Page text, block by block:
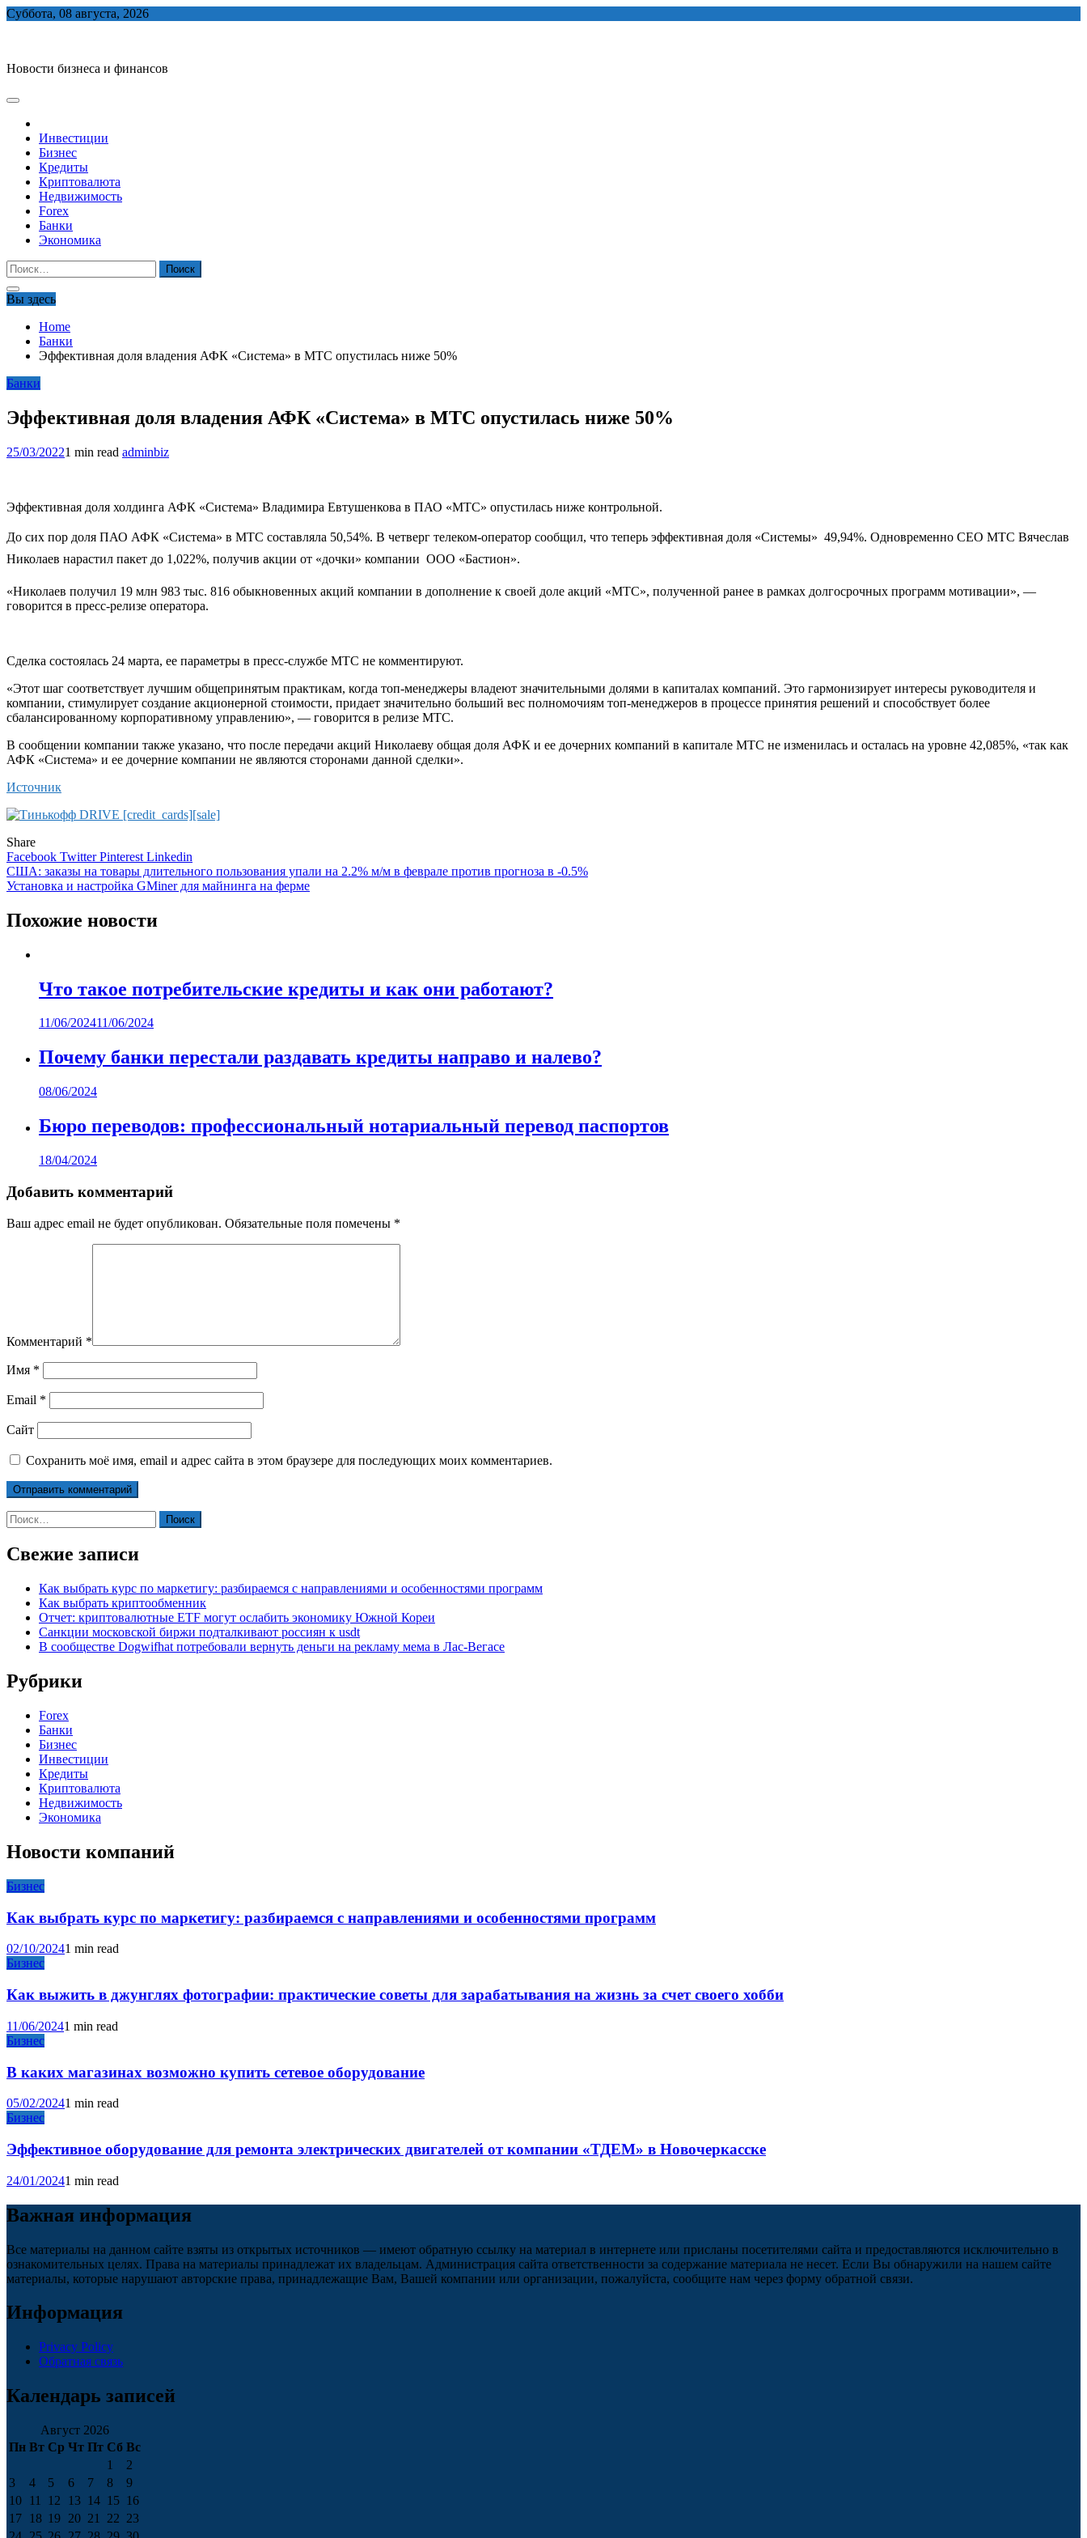
Skip
Суббота, 08 августа, 2026
Новости бизнеса и финансов
Инвестиции
Бизнес
Кредиты
Криптовалюта
Недвижимость
Forex
Банки
Экономика
Найти:
Вы здесь
Home
Банки
Эффективная доля владения АФК «Система» в МТС опустилась ниже 50%
Банки
Эффективная доля владения АФК «Система» в МТС опустилась ниже 50%
25/03/20221 min read adminbiz
Эффективная доля холдинга АФК «Система» Владимира Евтушенкова в ПАО «МТС» опустилась ниже контрольной.
До сих пор доля ПАО АФК «Система» в МТС составляла 50,54%. В четверг телеком-оператор сообщил, что теперь эффективная доля «Системы»  49,94%. Одновременно CEO МТС Вячеслав
Николаев нарастил пакет до 1,022%, получив акции от «дочки» компании  ООО «Бастион».
«Николаев получил 19 млн 983 тыс. 816 обыкновенных акций компании в дополнение к своей доле акций «МТС», полученной ранее в рамках долгосрочных программ мотивации», —
говорится в пресс-релизе оператора.
Сделка состоялась 24 марта, ее параметры в пресс-службе МТС не комментируют.
«Этот шаг соответствует лучшим общепринятым практикам, когда топ-менеджеры владеют значительными долями в капиталах компаний. Это гармонизирует интересы руководителя и
компании, стимулирует создание акционерной стоимости, придает значительно больший вес полномочиям топ-менеджеров в процессе принятия решений и способствует более
сбалансированному корпоративному управлению», — говорится в релизе МТС.
В сообщении компании также указано, что после передачи акций Николаеву общая доля АФК и ее дочерних компаний в капитале МТС не изменилась и осталась на уровне 42,085%, «так как
АФК «Система» и ее дочерние компании не являются сторонами данной сделки».
Источник
Share
Facebook TwitterPinterest Linkedin
Навигация
по
записям
США: заказы на товары длительного пользования упали на 2.2% м/м в феврале против прогноза в -0.5%
Установка и настройка GMiner для майнинга на ферме
Похожие новости
Что такое потребительские кредиты и как они работают?
11/06/202411/06/2024
Почему банки перестали раздавать кредиты направо и налево?
08/06/2024
Бюро переводов: профессиональный нотариальный перевод паспортов
18/04/2024
Добавить комментарий
Ваш адрес email не будет опубликован. Обязательные поля помечены *
Комментарий *
Имя *
Email *
Сайт
Сохранить моё имя, email и адрес сайта в этом браузере для последующих моих комментариев.
Найти:
Свежие записи
Как выбрать курс по маркетигу: разбираемся с направлениями и особенностями программ
Как выбрать криптообменник
Отчет: криптовалютные ETF могут ослабить экономику Южной Кореи
Санкции московской биржи подталкивают россиян к usdt
В сообществе Dogwifhat потребовали вернуть деньги на рекламу мема в Лас-Вегасе
Рубрики
Forex
Банки
Бизнес
Инвестиции
Кредиты
Криптовалюта
Недвижимость
Экономика
Новости компаний
Бизнес
Как выбрать курс по маркетигу: разбираемся с направлениями и особенностями программ
02/10/20241 min read
Бизнес
Как выжить в джунглях фотографии: практические советы для зарабатывания на жизнь за счет своего хобби
11/06/20241 min read
Бизнес
В каких магазинах возможно купить сетевое оборудование
05/02/20241 min read
Бизнес
Эффективное оборудование для ремонта электрических двигателей от компании «ТДЕМ» в Новочеркасске
24/01/20241 min read
Важная информация
Все материалы на данном сайте взяты из открытых источников — имеют обратную ссылку на материал в интернете или присланы посетителями сайта и предоставляются исключительно в
ознакомительных целях. Права на материалы принадлежат их владельцам. Администрация сайта ответственности за содержание материала не несет. Если Вы обнаружили на нашем сайте
материалы, которые нарушают авторские права, принадлежащие Вам, Вашей компании или организации, пожалуйста, сообщите нам через форму обратной связи.
Информация
Privacy Policy
Обратная связь
Календарь записей
Август 2026
Пн Вт Ср Чт Пт Сб Вс
1
2
3
4 5 6 7 8
9
10 11 12 13 14 15 16
17 18 19 20 21 22 23